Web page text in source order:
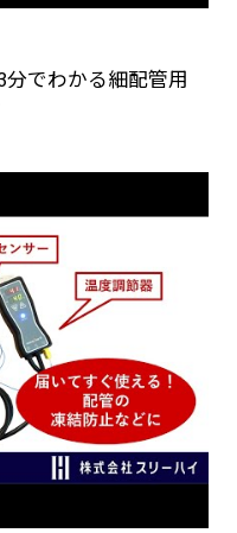
分でわかる細配管用